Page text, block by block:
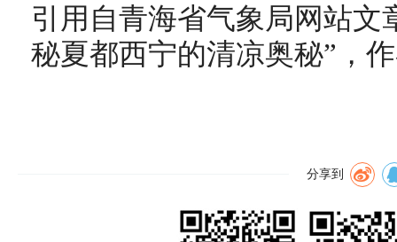
引用自青海省气象局网站
秘夏都西宁的清凉奥秘”，
分享到